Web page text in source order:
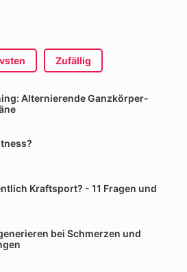
Zufällig
Alternierende Ganzkörper-
Kraftsport? - 11 Fragen und
bei Schmerzen und